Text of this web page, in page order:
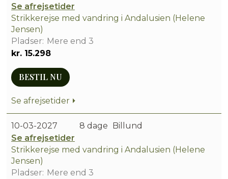
Se afrejsetider
Strikkerejse med vandring i Andalusien (Helene
Jensen)
Mere end 3
kr. 15.298
BESTIL NU
Se afrejsetider
10-03-2027
Se afrejsetider
8 dage Billund
Strikkerejse med vandring i Andalusien (Helene
Jensen)
Mere end 3